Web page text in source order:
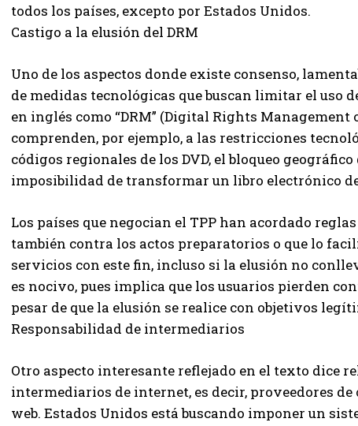
todos los países, excepto por Estados Unidos.
Castigo a la elusión del DRM
Uno de los aspectos donde existe consenso,
de medidas tecnológicas que buscan limitar el uso
en inglés como “DRM” (Digital Rights
comprenden, por ejemplo, a las restricciones
códigos regionales de los DVD, el bloqueo
imposibilidad de transformar un libro electrónico
Los países que negocian el TPP han acordado
también contra los actos preparatorios o que lo
servicios con este fin, incluso si la elusión no
es nocivo, pues implica que los usuarios pierden
pesar de que la elusión se realice con objetivos
Responsabilidad de intermediarios
Otro aspecto interesante reflejado en el texto dice
intermediarios de internet, es decir, proveedores
web. Estados Unidos está buscando imponer un